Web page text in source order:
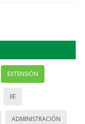
EXTENSIÓN
IIE
ADMINISTRACIÓN